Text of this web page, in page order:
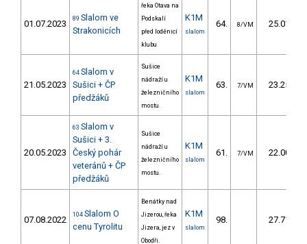
01.07.2023 89 Slalom ve
Strakonicích
řeka Otava na
Podskalí
před loděnicí
klubu
K1M
slalom
64. 8/VM 25.01
21.05.2023
64 Slalom v
Sušici + ČP
předžáků
Sušice
nádraží u
železničního
mostu.
K1M
slalom
63. 7/VM 23.25
20.05.2023
63 Slalom v
Sušici + 3.
Český pohár
veteránů + ČP
předžáků
Sušice
nádraží u
železničního
mostu.
K1M
slalom
61. 7/VM 22.00
07.08.2022 104 Slalom O
cenu Tyrolitu
Benátky nad
Jizerou, řeka
Jizera, jez v
Obodři.
K1M
slalom
98. 27.71